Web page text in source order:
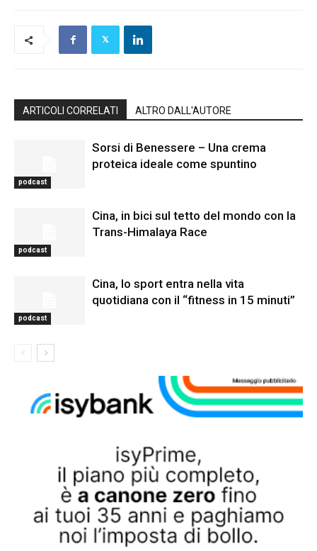
ARTICOLI CORRELATI ALTRO DALL'AUTORE
podcast
Sorsi di Benessere – Una crema
proteica ideale come spuntino
podcast
Cina, in bici sul tetto del mondo con la
Trans-Himalaya Race
podcast
Cina, lo sport entra nella vita
quotidiana con il “fitness in 15 minuti”